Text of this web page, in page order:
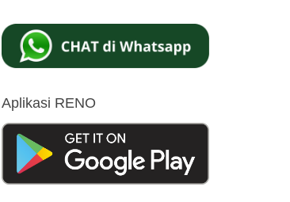
Aplikasi RENO